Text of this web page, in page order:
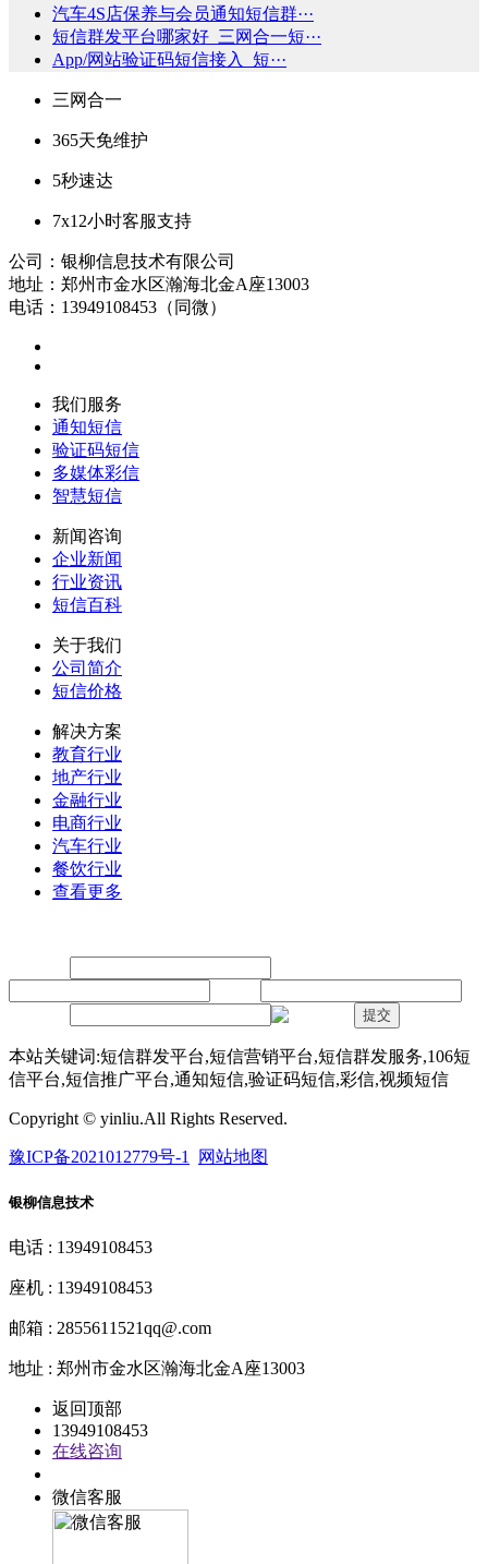
汽车4S店保养与会员通知短信群···
短信群发平台哪家好_三网合一短···
App/网站验证码短信接入_短···
三网合一
365天免维护
5秒速达
7x12小时客服支持
公司：银柳信息技术有限公司
地址：郑州市金水区瀚海北金A座13003
电话：13949108453（同微）
我们服务
通知短信
验证码短信
多媒体彩信
智慧短信
新闻咨询
企业新闻
行业资讯
短信百科
关于我们
公司简介
短信价格
解决方案
教育行业
地产行业
金融行业
电商行业
汽车行业
餐饮行业
查看更多
提交
本站关键词:短信群发平台,短信营销平台,短信群发服务,106短
信平台,短信推广平台,通知短信,验证码短信,彩信,视频短信
Copyright © yinliu.All Rights Reserved.
豫ICP备2021012779号-1 网站地图
银柳信息技术
电话 : 13949108453
座机 : 13949108453
邮箱 : 2855611521qq@.com
地址 : 郑州市金水区瀚海北金A座13003
返回顶部
13949108453
在线咨询
微信客服